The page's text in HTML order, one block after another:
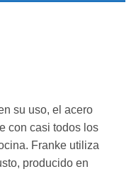
su uso, el acero
con casi todos los
Franke utiliza
producido en